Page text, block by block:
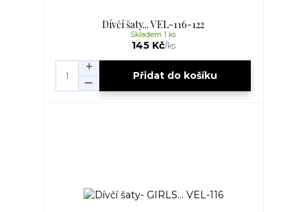
Dívčí šaty... VEL-116-122
145 Kč/ks
Skladem 1 ks
Přidat do košíku